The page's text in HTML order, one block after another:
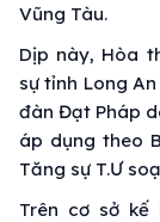
Vũng Tàu.
Dịp này, Hòa
sự tỉnh Long
đàn Đạt Pháp
áp dụng theo
Tăng sự T.Ư
Trên cơ sở kế